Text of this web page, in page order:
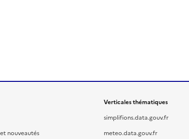
nouveautés
Verticales thématiques
simplifions.data.gouv.fr
meteo.data.gouv.fr